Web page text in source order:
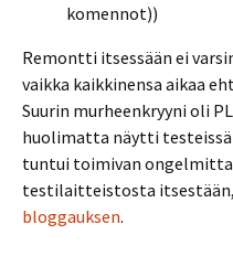
komennot))
Remontti itsessään ei
vaikka kaikkinensa aikaa
Suurin murheenkryyni oli
huolimatta näytti testeissä
tuntui toimivan
testilaitteistosta
bloggauksen.